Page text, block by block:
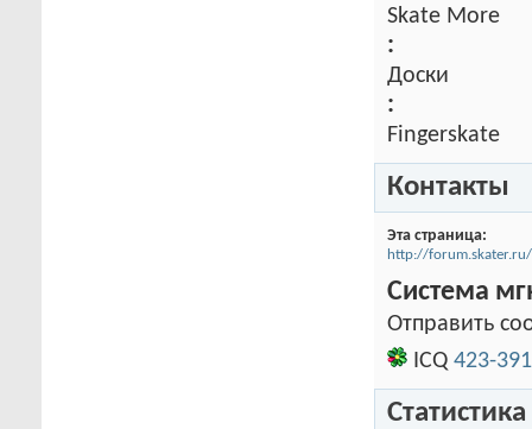
Skate More
:
Доски
:
Fingerskate
Контакты
Эта страница
http://
Система
Отправить
ICQ 423-
Статистика